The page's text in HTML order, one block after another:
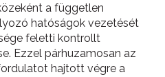
a független
hatóságok vezetését
feletti kontrollt
Ezzel párhuzamosan az
hajtott végre a